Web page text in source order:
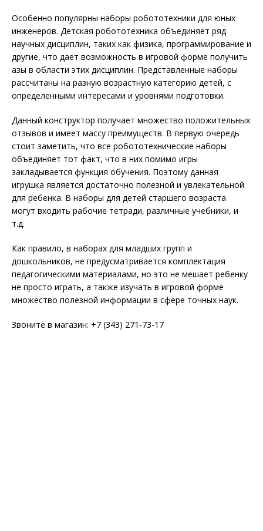
Особенно популярны наборы робототехники для юных
инженеров. Детская робототехника объединяет ряд
научных дисциплин, таких как физика, программирование и
другие, что дает возможность в игровой форме получить
азы в области этих дисциплин. Представленные наборы
рассчитаны на разную возрастную категорию детей, с
определенными интересами и уровнями подготовки.
Данный конструктор получает множество положительных
отзывов и имеет массу преимуществ. В первую очередь
стоит заметить, что все робототехнические наборы
объединяет тот факт, что в них помимо игры
закладывается функция обучения. Поэтому данная
игрушка является достаточно полезной и увлекательной
для ребенка. В наборы для детей старшего возраста
могут входить рабочие тетради, различные учебники, и
т.д.
Как правило, в наборах для младших групп и
дошкольников, не предусматривается комплектация
педагогическими материалами, но это не мешает ребенку
не просто играть, а также изучать в игровой форме
множество полезной информации в сфере точных наук.
Звоните в магазин: +7 (343) 271-73-17